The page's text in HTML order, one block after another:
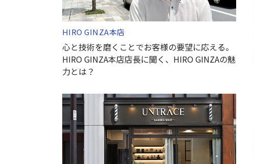
HIRO GINZA本店
心と技術を磨くことでお客様の要望に応える。
HIRO GINZA本店店長に聞く、HIRO GINZAの魅
力とは？